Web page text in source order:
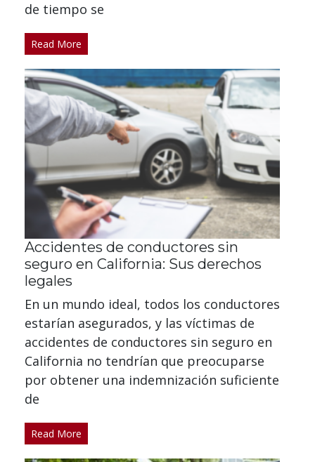
de tiempo se
Read More
Accidentes de conductores sin
seguro en California: Sus derechos
legales
En un mundo ideal, todos los conductores
estarían asegurados, y las víctimas de
accidentes de conductores sin seguro en
California no tendrían que preocuparse
por obtener una indemnización suficiente
de
Read More